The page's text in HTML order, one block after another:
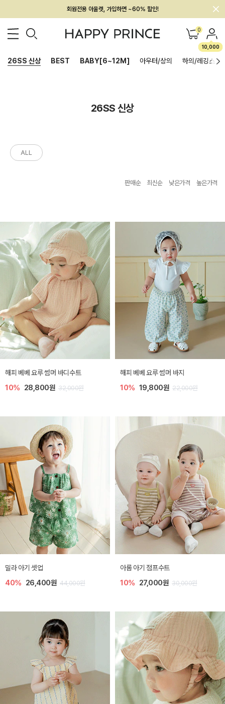
회원전용 아울렛, 가입하면 ~60% 할인!
멤버십 최대 28,000원 혜택 0
10,000
26SS 신상 BEST BABY[6~12M] 아우터/상의 하의/레깅스
26SS 신상
ALL
판매순 최신순 낮은가격 높은가격
해피 베베 요루 썸머 바디수트
10% 28,800원 32,000원
해피 베베 요루 썸머 바지
10% 19,800원 22,000원
밀라 아기 셋업
40% 26,400원 44,000원
아롬 아기 점프수트
10% 27,000원 30,000원